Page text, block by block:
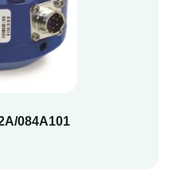
084A101